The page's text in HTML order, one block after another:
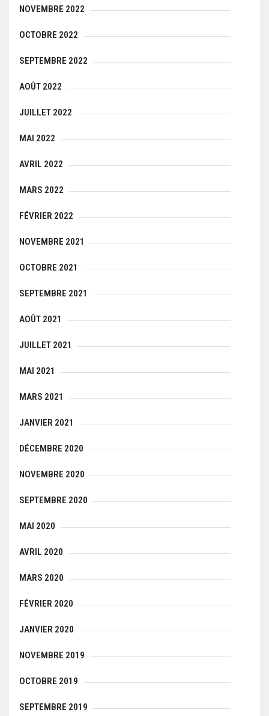
NOVEMBRE 2022
OCTOBRE 2022
SEPTEMBRE 2022
AOÛT 2022
JUILLET 2022
MAI 2022
AVRIL 2022
MARS 2022
FÉVRIER 2022
NOVEMBRE 2021
OCTOBRE 2021
SEPTEMBRE 2021
AOÛT 2021
JUILLET 2021
MAI 2021
MARS 2021
JANVIER 2021
DÉCEMBRE 2020
NOVEMBRE 2020
SEPTEMBRE 2020
MAI 2020
AVRIL 2020
MARS 2020
FÉVRIER 2020
JANVIER 2020
NOVEMBRE 2019
OCTOBRE 2019
SEPTEMBRE 2019